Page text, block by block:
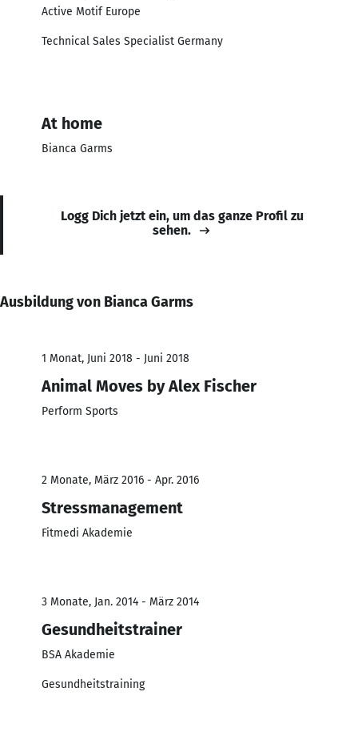
Active Motif Europe
Technical Sales Specialist Germany
At home
Bianca Garms
Logg Dich jetzt ein, um das ganze Profil zu
sehen.
Ausbildung von Bianca Garms
1 Monat, Juni 2018 - Juni 2018
Animal Moves by Alex Fischer
Perform Sports
2 Monate, März 2016 - Apr. 2016
Stressmanagement
Fitmedi Akademie
3 Monate, Jan. 2014 - März 2014
Gesundheitstrainer
BSA Akademie
Gesundheitstraining